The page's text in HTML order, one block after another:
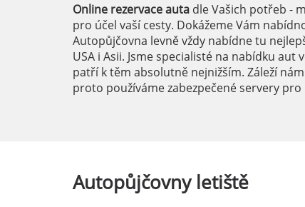
Online rezervace auta dle Vašich potřeb -
pro účel vaší cesty. Dokážeme Vám
Autopůjčovna levně vždy nabídne tu
USA i Asii. Jsme specialisté na nabídku aut
patří k těm absolutně nejnižším. Záleží
proto používáme zabezpečené servery
Autopůjčovnyletiště